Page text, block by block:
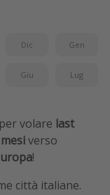
Dic Gen
Giu Lug
volare last
verso
!
città italiane.